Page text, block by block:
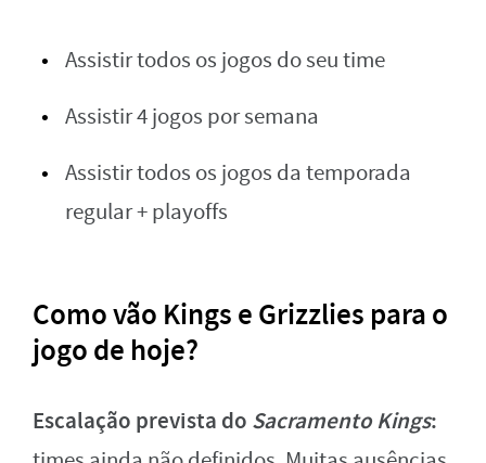
Assistir todos os jogos do seu time
Assistir 4 jogos por semana
Assistir todos os jogos da temporada
regular + playoffs
Como vão Kings e Grizzlies para o
jogo de hoje?
Escalação prevista do Sacramento Kings: